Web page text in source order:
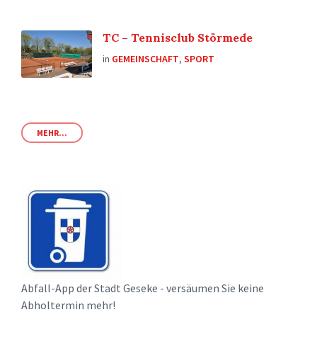
TC – Tennisclub Störmede
in GEMEINSCHAFT, SPORT
MEHR...
Abfall-App der Stadt Geseke - versäumen Sie keine
Abholtermin mehr!